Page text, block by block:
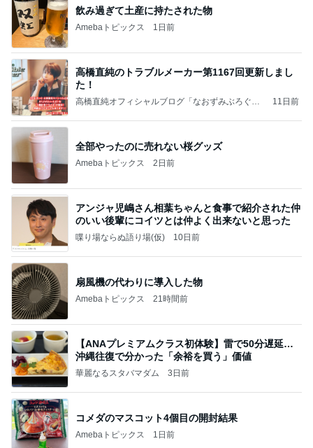
飲み過ぎて土産に持たされた物
Amebaトピックス 1日前
高橋直純のトラブルメーカー第1167回更新しまし
た！
高橋直純オフィシャルブログ「なおずみぶろぐ」
11日前
全部やったのに売れない桜グッズ
Amebaトピックス 2日前
アンジャ児嶋さん相葉ちゃんと食事で紹介された仲
のいい後輩にコイツとは仲よく出来ないと思った
喋り場ならぬ語り場(仮) 10日前
扇風機の代わりに導入した物
Amebaトピックス 21時間前
【ANAプレミアムクラス初体験】雷で50分遅延…
沖縄往復で分かった「余裕を買う」価値
華麗なるスタバマダム 3日前
コメダのマスコット4個目の開封結果
Amebaトピックス 1日前